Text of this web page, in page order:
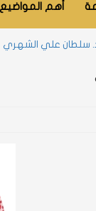
أهم المواضيع
سلطان علي الشهري